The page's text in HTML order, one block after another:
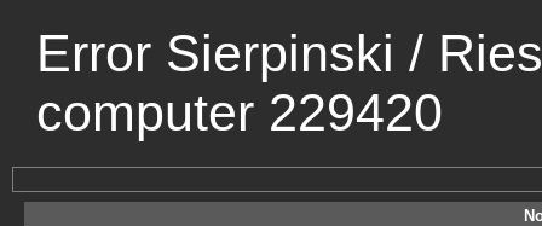
Error Sierpinski /
computer 229420